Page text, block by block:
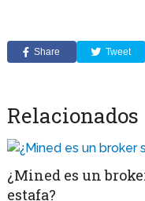
Share Tweet
Relacionados
¿Mined es un
estafa?